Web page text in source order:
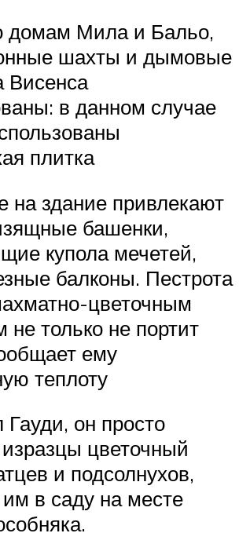
домам Мила и Бальо,
шахты и дымовые
Висенса
в данном случае
плитка
на здание привлекают
башенки,
купола мечетей,
балконы. Пестрота
цветочным
не только не портит
ему
теплоту
Гауди, он просто
цветочный
и подсолнухов,
в саду на месте